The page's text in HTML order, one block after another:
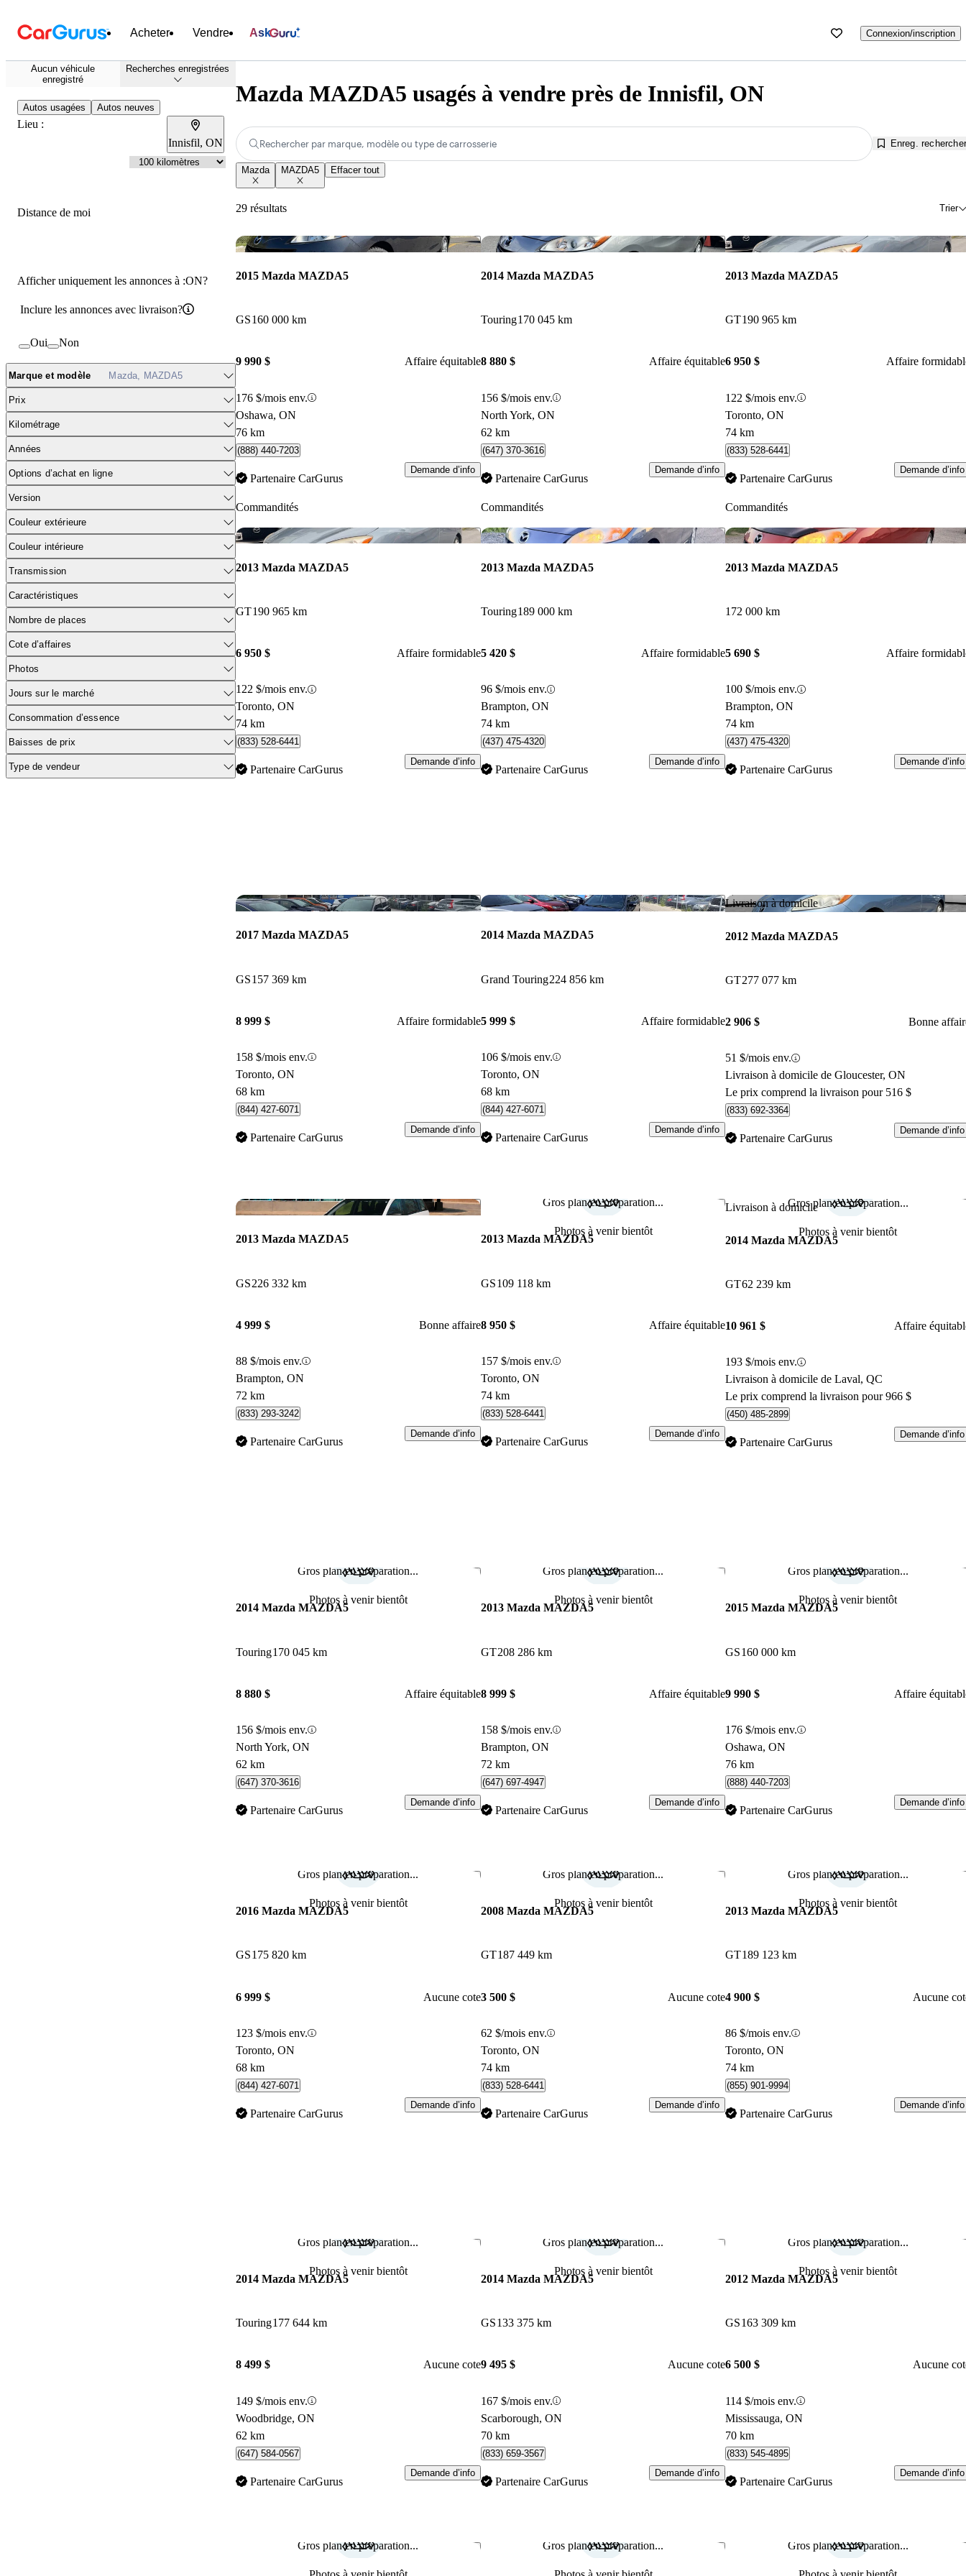
Acheter Vendre Ask Connexion/inscription
Aucun véhicule
enregistré
Recherches enregistrées
Autos usagées Autos neuves
Lieu :
Innisfil, ON
Distance de moi
Afficher uniquement les annonces à :ON?
Inclure les annonces avec livraison?
Oui Non
Marque et modèle Mazda, MAZDA5
Prix
Kilométrage
Années
Options d’achat en ligne
Version
Couleur extérieure
Couleur intérieure
Transmission
Caractéristiques
Nombre de places
Cote d’affaires
Photos
Jours sur le marché
Consommation d’essence
Baisses de prix
Type de vendeur
Mazda MAZDA5 usagés à vendre près de Innisfil, ON
Rechercher par marque, modèle ou type de carrosserie Enreg. rechercher
Mazda MAZDA5 Effacer tout
29 résultats Trier
Enregistrer cette annonce
2015 Mazda MAZDA5
GS160 000 km
9 990 $ Affaire équitable
176 $/mois env.
Oshawa, ON
76 km
(888) 440-7203
Partenaire CarGurus
Demande d’info
Commandités
Enregistrer cette annonce
2014 Mazda MAZDA5
Touring170 045 km
8 880 $ Affaire équitable
156 $/mois env.
North York, ON
62 km
(647) 370-3616
Partenaire CarGurus
Demande d’info
Commandités
2013 Mazda MAZDA5
GT190 965 km
6 950 $ Affaire
122 $/mois env.
Toronto, ON
74 km
(833) 528-6441
Partenaire CarGurus
Demande d’info
Commandités
Enregistrer cette annonce
2013 Mazda MAZDA5
GT190 965 km
6 950 $ Affaire formidable
122 $/mois env.
Toronto, ON
74 km
(833) 528-6441
Partenaire CarGurus
Demande d’info
Enregistrer cette annonce
2013 Mazda MAZDA5
Touring189 000 km
5 420 $ Affaire formidable
96 $/mois env.
Brampton, ON
74 km
(437) 475-4320
Partenaire CarGurus
Demande d’info
2013 Mazda MAZDA5
172 000 km
5 690 $ Affaire
100 $/mois env.
Brampton, ON
74 km
(437) 475-4320
Partenaire CarGurus
Demande d’info
Enregistrer cette annonce
2017 Mazda MAZDA5
GS157 369 km
8 999 $ Affaire formidable
158 $/mois env.
Toronto, ON
68 km
(844) 427-6071
Partenaire CarGurus
Demande d’info
Enregistrer cette annonce
2014 Mazda MAZDA5
Grand Touring224 856 km
5 999 $ Affaire formidable
106 $/mois env.
Toronto, ON
68 km
(844) 427-6071
Partenaire CarGurus
Demande d’info
Livraison à domicile
2012 Mazda MAZDA5
GT277 077 km
2 906 $ Bonne
51 $/mois env.
Livraison à domicile de Gloucester, ON
Le prix comprend la livraison pour 516 $
(833) 692-3364
Partenaire CarGurus
Demande d’info
Enregistrer cette annonce
2013 Mazda MAZDA5
GS226 332 km
4 999 $ Bonne affaire
88 $/mois env.
Brampton, ON
72 km
(833) 293-3242
Partenaire CarGurus
Demande d’info
Gros plan en préparation...
Photos à venir bientôt
Enregistrer cette annonce
2013 Mazda MAZDA5
GS109 118 km
8 950 $ Affaire équitable
157 $/mois env.
Toronto, ON
74 km
(833) 528-6441
Partenaire CarGurus
Demande d’info
Gros plan en préparation...
Photos à venir bientôt
Livraison à domicile
2014 Mazda MAZDA5
GT62 239 km
10 961 $ Affaire
193 $/mois env.
Livraison à domicile de Laval, QC
Le prix comprend la livraison pour 966 $
(450) 485-2899
Partenaire CarGurus
Demande d’info
Gros plan en préparation...
Photos à venir bientôt
Enregistrer cette annonce
2014 Mazda MAZDA5
Touring170 045 km
8 880 $ Affaire équitable
156 $/mois env.
North York, ON
62 km
(647) 370-3616
Partenaire CarGurus
Demande d’info
Gros plan en préparation...
Photos à venir bientôt
Enregistrer cette annonce
2013 Mazda MAZDA5
GT208 286 km
8 999 $ Affaire équitable
158 $/mois env.
Brampton, ON
72 km
(647) 697-4947
Partenaire CarGurus
Demande d’info
Gros plan en préparation...
Photos à venir bientôt
2015 Mazda MAZDA5
GS160 000 km
9 990 $ Affaire
176 $/mois env.
Oshawa, ON
76 km
(888) 440-7203
Partenaire CarGurus
Demande d’info
Gros plan en préparation...
Photos à venir bientôt
Enregistrer cette annonce
2016 Mazda MAZDA5
GS175 820 km
6 999 $ Aucune cote
123 $/mois env.
Toronto, ON
68 km
(844) 427-6071
Partenaire CarGurus
Demande d’info
Gros plan en préparation...
Photos à venir bientôt
Enregistrer cette annonce
2008 Mazda MAZDA5
GT187 449 km
3 500 $ Aucune cote
62 $/mois env.
Toronto, ON
74 km
(833) 528-6441
Partenaire CarGurus
Demande d’info
Gros plan en préparation...
Photos à venir bientôt
2013 Mazda MAZDA5
GT189 123 km
4 900 $ Aucune
86 $/mois env.
Toronto, ON
74 km
(855) 901-9994
Partenaire CarGurus
Demande d’info
Gros plan en préparation...
Photos à venir bientôt
Enregistrer cette annonce
2014 Mazda MAZDA5
Touring177 644 km
8 499 $ Aucune cote
149 $/mois env.
Woodbridge, ON
62 km
(647) 584-0567
Partenaire CarGurus
Demande d’info
Gros plan en préparation...
Photos à venir bientôt
Enregistrer cette annonce
2014 Mazda MAZDA5
GS133 375 km
9 495 $ Aucune cote
167 $/mois env.
Scarborough, ON
70 km
(833) 659-3567
Partenaire CarGurus
Demande d’info
Gros plan en préparation...
Photos à venir bientôt
2012 Mazda MAZDA5
GS163 309 km
6 500 $ Aucune
114 $/mois env.
Mississauga, ON
70 km
(833) 545-4895
Partenaire CarGurus
Demande d’info
Gros plan en préparation... Enregistrer cette annonceGros plan en préparation... Enregistrer cette annonceGros plan en préparation...